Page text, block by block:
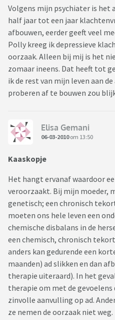
Volgens mijn psychiater is het
half jaar tot een jaar
afbouwen, eerder geeft veel
Polly kreeg ik depressieve
oorzaak. Alleen bij mij is het
zomaar ineens. Dat heeft tot
ik de rest van mijn leven aan
proberen af te bouwen zou
Elisa Gemani
06-03-2010om 13:50
Kaaskopje
Het hangt ervanaf waardoor
veroorzaakt. Bij mijn moeder,
genetisch; een chronisch
moeten ons hele leven een
chemische disbalans in de
een chemisch, chronisch
anders kan gedurende een
maanden) ad slikken en dan
therapie uiteraard). In het
therapie om met de gevoelens
zinvolle aanvulling op ad.
ze nemen de oorzaak niet weg.